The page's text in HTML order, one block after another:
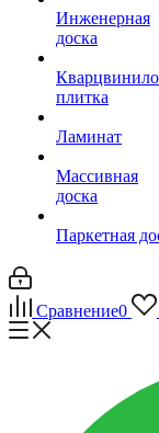
Инженерная
доска
плитка
Ламинат
Массивная
доска
Паркетная
Сравнение0